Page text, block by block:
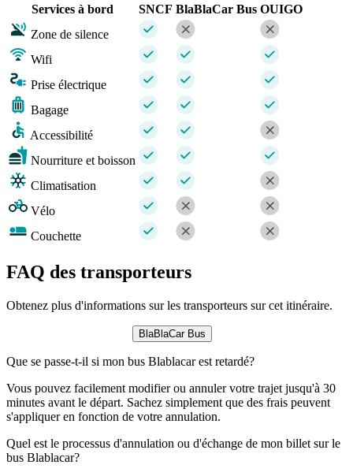
Services à bord
SNCF BlaBlaCar Bus OUIGO
Zone de silence
Wifi
Prise électrique
Bagage
Accessibilité
Nourriture et boisson
Climatisation
Vélo
Couchette
FAQ des transporteurs
Obtenez plus d'informations sur les transporteurs sur cet itinéraire.
BlaBlaCar Bus
Que se passe-t-il si mon bus Blablacar est retardé?
Vous pouvez facilement modifier ou annuler votre trajet jusqu'à 30
minutes avant le départ. Sachez simplement que des frais peuvent
s'appliquer en fonction de votre annulation.
Quel est le processus d'annulation ou d'échange de mon billet sur le
bus Blablacar?